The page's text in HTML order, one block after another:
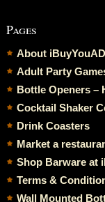
Pages
About
Adult Party
Bottle Openers –
Cocktail Shaker
Drink Coasters
Market a
Shop Barware at
Terms &
Wall Mounted